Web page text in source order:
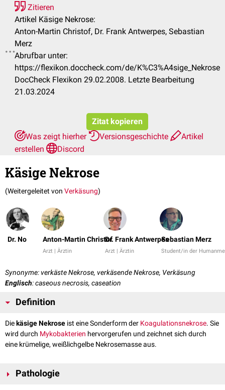
Zitieren
Artikel Käsige Nekrose:
Anton-Martin Christof, Dr. Frank Antwerpes, Sebastian
Merz
Abrufbar unter:
https://flexikon.doccheck.com/de/K%C3%A4sige_Nekrose
DocCheck Flexikon 29.02.2008. Letzte Bearbeitung
21.03.2024
Zitat kopieren
Was zeigt hierher
Versionsgeschichte
Artikel
erstellen
Discord
Käsige Nekrose
(Weitergeleitet von Verkäsung)
Dr. No Anton-Martin Christof
Arzt | Ärztin
Dr. Frank Antwerpes
Arzt | Ärztin
Sebastian Merz
Student/in der
Synonyme: verkäste Nekrose, verkäsende Nekrose, Verkäsung
Englisch: caseous necrosis, caseation
Definition
Diekäsige Nekrose ist eine Sonderform der Koagulationsnekrose. Sie
wird durch Mykobakterien hervorgerufen und zeichnet sich durch
eine krümelige, weißlichgelbe Nekrosemasse aus.
Pathologie